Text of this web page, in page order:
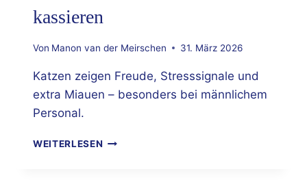
kassieren
Von Manon van der Meirschen 31. März 2026
Katzen zeigen Freude, Stresssignale und
extra Miauen – besonders bei männlichem
Personal.
WEITERLESENMIAU-